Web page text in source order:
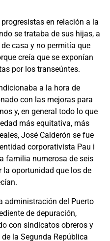
en relación a la
se trataba de sus hijas, a
casa y no permitía que
creía que se exponían
por los transeúntes.
a la hora de
con las mejoras para
y, en general todo lo que
más equitativa, más
José Calderón se fue
corporativista Pau i
familia numerosa de seis
la oportunidad que los de
administración del Puerto
de depuración,
con sindicatos obreros y
la Segunda República